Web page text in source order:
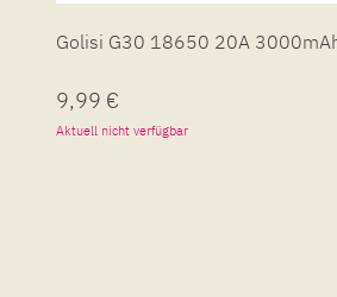
Golisi G30 18650 20A
9,99 €
Aktuell nicht verfügbar